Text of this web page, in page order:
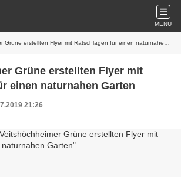
MENU
erstellten Flyer mit Ratschlägen für einen naturnahen Garten
Grüne erstellten Flyer mit
einen naturnahen Garten
21:26